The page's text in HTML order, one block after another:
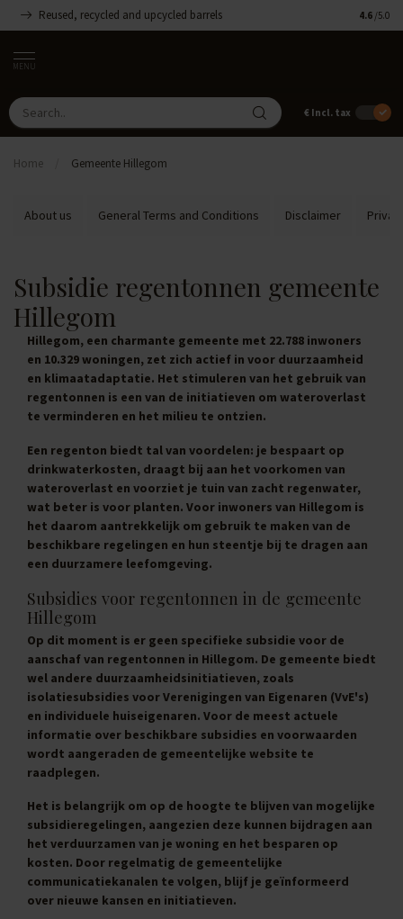
Reused, recycled and upcycled barrels 4.6 /5.0
MENU
€ Incl. tax
Home Gemeente Hillegom
About us General Terms and Conditions Disclaimer
Subsidie regentonnen gemeente
Hillegom
Hillegom, een charmante gemeente met 22.788 inwoners
en 10.329 woningen, zet zich actief in voor duurzaamheid
en klimaatadaptatie. Het stimuleren van het gebruik van
regentonnen is een van de initiatieven om wateroverlast
te verminderen en het milieu te ontzien.
Een regenton biedt tal van voordelen: je bespaart op
drinkwaterkosten, draagt bij aan het voorkomen van
wateroverlast en voorziet je tuin van zacht regenwater,
wat beter is voor planten. Voor inwoners van Hillegom is
het daarom aantrekkelijk om gebruik te maken van de
beschikbare regelingen en hun steentje bij te dragen aan
een duurzamere leefomgeving.
Subsidies voor regentonnen in de gemeente
Hillegom
Op dit moment is er geen specifieke subsidie voor de
aanschaf van regentonnen in Hillegom. De gemeente biedt
wel andere duurzaamheidsinitiatieven, zoals
isolatiesubsidies voor Verenigingen van Eigenaren (VvE's)
en individuele huiseigenaren. Voor de meest actuele
informatie over beschikbare subsidies en voorwaarden
wordt aangeraden de gemeentelijke website te
raadplegen.
Het is belangrijk om op de hoogte te blijven van mogelijke
subsidieregelingen, aangezien deze kunnen bijdragen aan
het verduurzamen van je woning en het besparen op
kosten. Door regelmatig de gemeentelijke
communicatiekanalen te volgen, blijf je geïnformeerd
over nieuwe kansen en initiatieven.